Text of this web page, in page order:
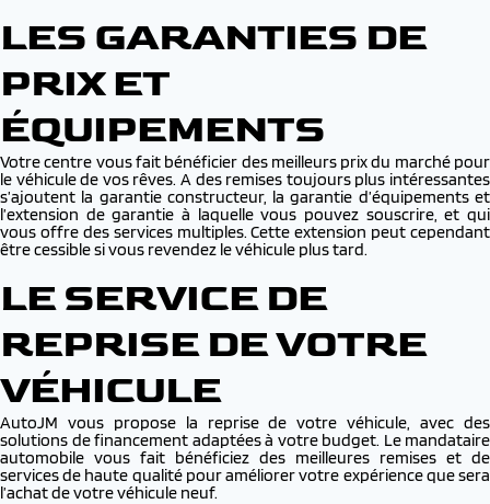
LES GARANTIES DE
PRIX ET
ÉQUIPEMENTS
Votre centre vous fait bénéficier des meilleurs prix du marché pour
le véhicule de vos rêves. A des remises toujours plus intéressantes
s’ajoutent la garantie constructeur, la garantie d’équipements et
l’extension de garantie à laquelle vous pouvez souscrire, et qui
vous offre des services multiples. Cette extension peut cependant
être cessible si vous revendez le véhicule plus tard.
LE SERVICE DE
REPRISE DE VOTRE
VÉHICULE
AutoJM vous propose la reprise de votre véhicule, avec des
solutions de financement adaptées à votre budget. Le mandataire
automobile vous fait bénéficiez des meilleures remises et de
services de haute qualité pour améliorer votre expérience que sera
l’achat de votre véhicule neuf.